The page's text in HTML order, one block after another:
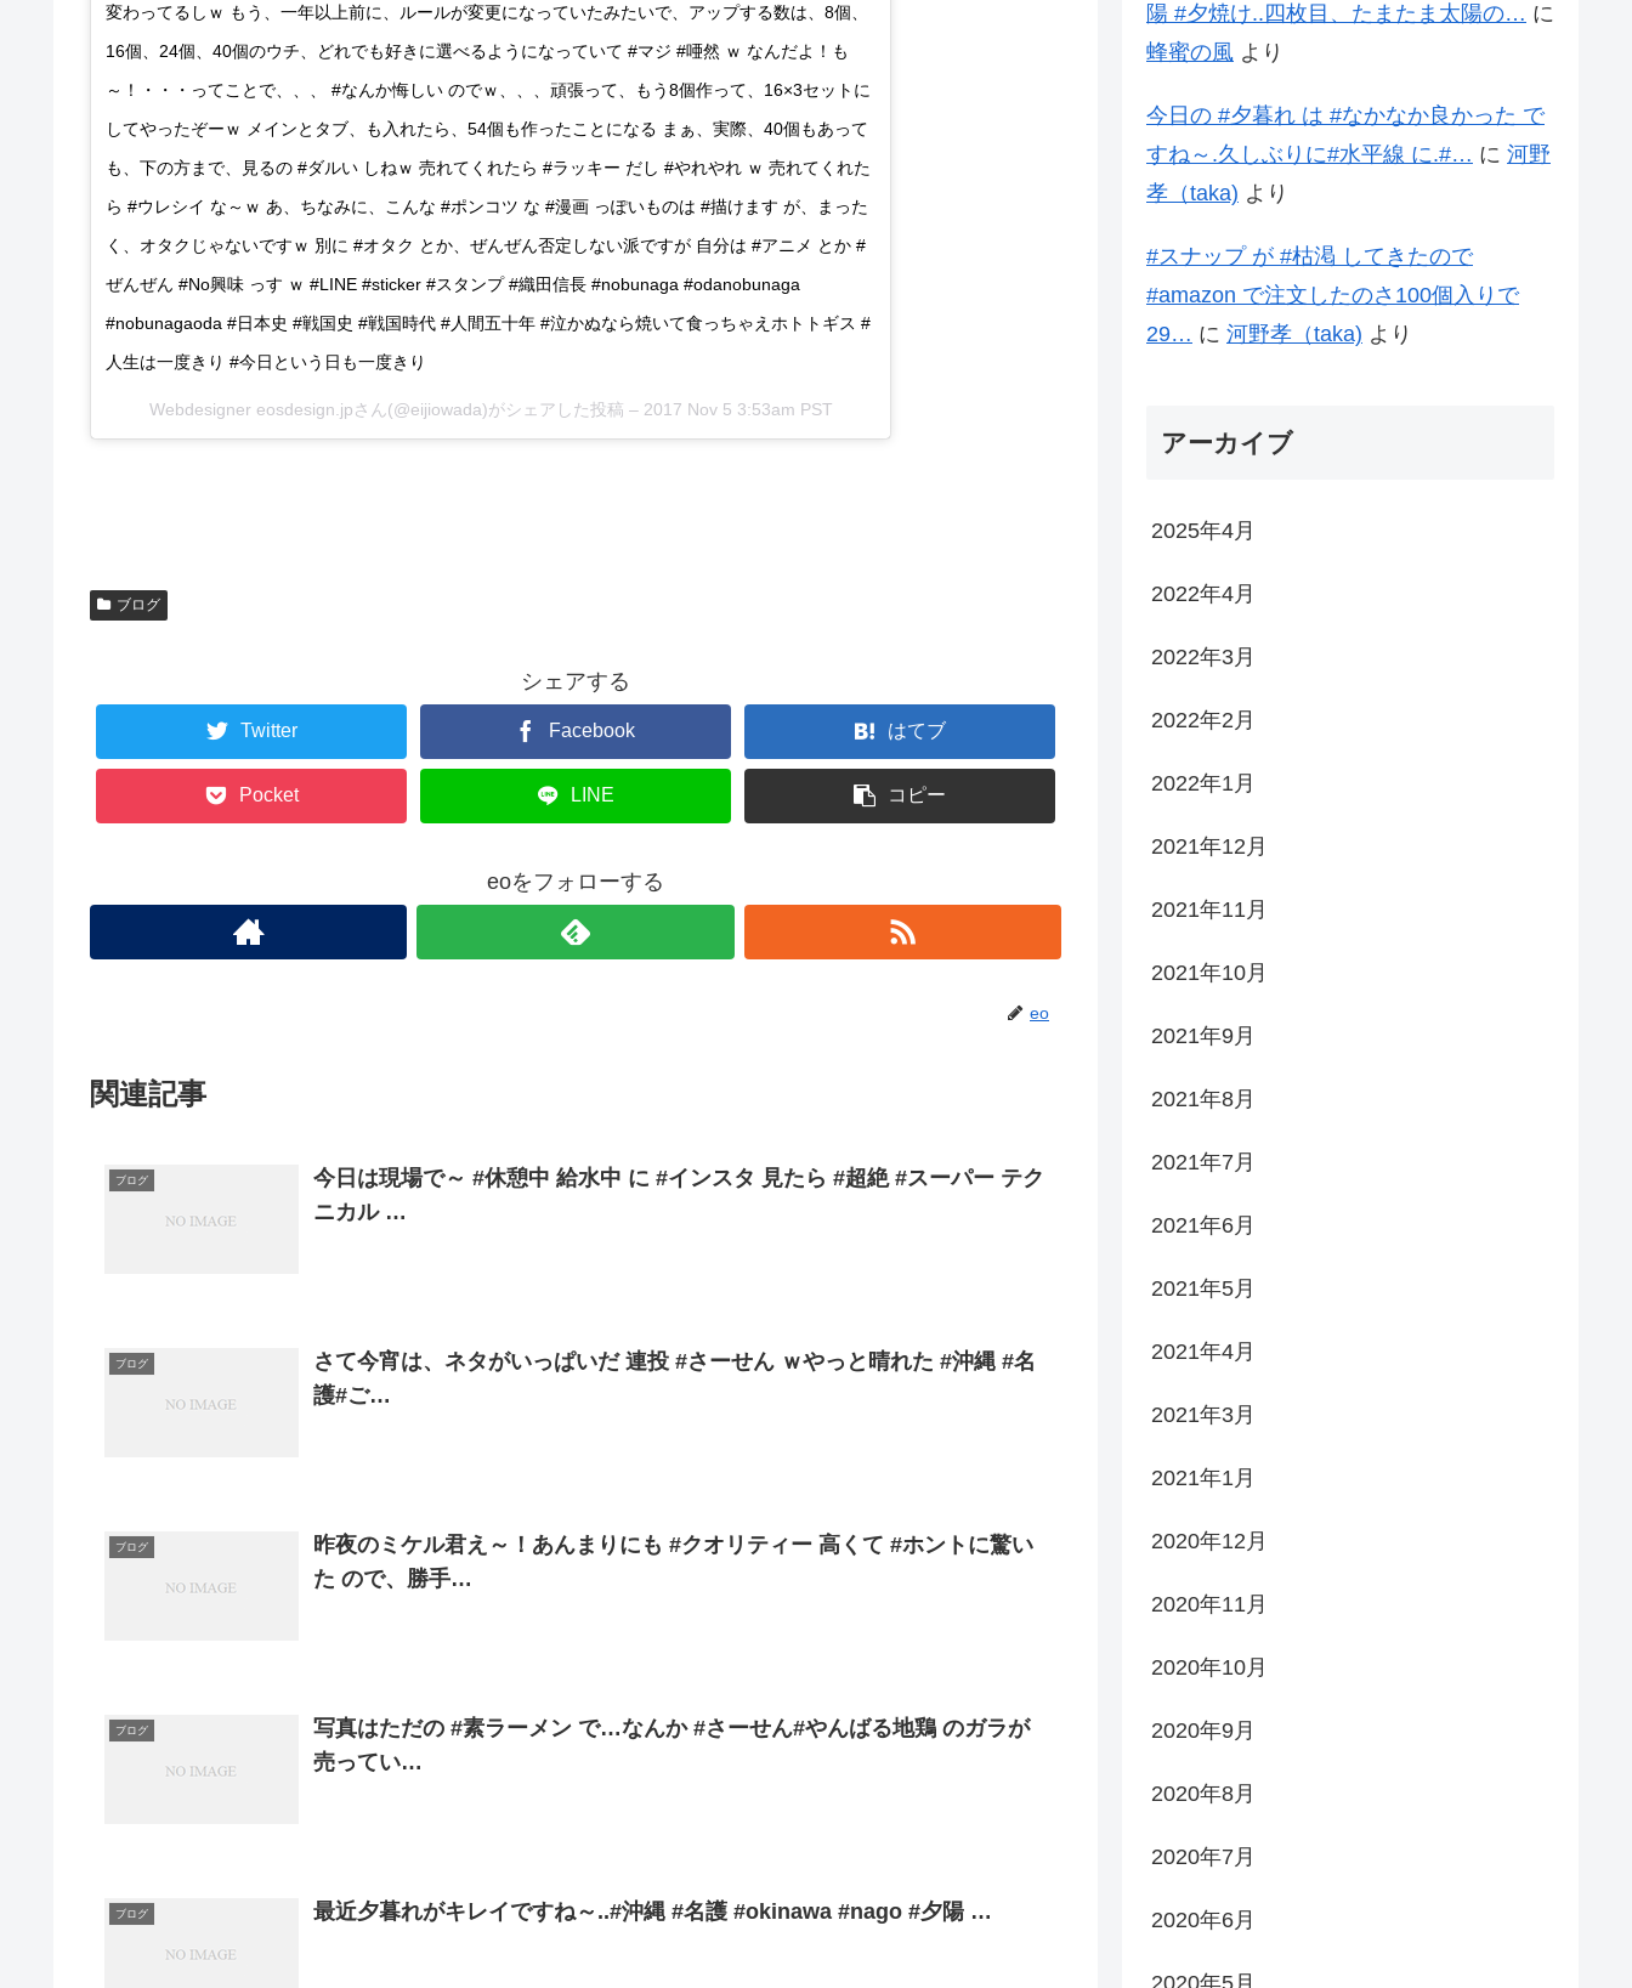
変わってるしｗ もう、一年以上前に、ルールが変更になっていたみたいで、アップする数は、8個、
16個、24個、40個のウチ、どれでも好きに選べるようになっていて #マジ #唖然 ｗ なんだよ！も
～！・・・ってことで、、、 #なんか悔しい のでｗ、、、頑張って、もう8個作って、16×3セットに
してやったぞーｗ メインとタブ、も入れたら、54個も作ったことになる まぁ、実際、40個もあって
も、下の方まで、見るの #ダルい しねｗ 売れてくれたら #ラッキー だし #やれやれ ｗ 売れてくれた
ら #ウレシイ な～ｗ あ、ちなみに、こんな #ポンコツ な #漫画 っぽいものは #描けます が、まった
く、オタクじゃないですｗ 別に #オタク とか、ぜんぜん否定しない派ですが 自分は #アニメ とか #
ぜんぜん #No興味 っす ｗ #LINE #sticker #スタンプ #織田信長 #nobunaga #odanobunaga
#nobunagaoda #日本史 #戦国史 #戦国時代 #人間五十年 #泣かぬなら焼いて食っちゃえホトトギス #
人生は一度きり #今日という日も一度きり
Webdesigner eosdesign.jpさん(@eijiowada)がシェアした投稿 – 2017 Nov 5 3:53am PST
ブログ
シェアする
Twitter Facebook はてブ
Pocket LINE コピー
eoをフォローする
eo
関連記事
ブログ
今日は現場で～ #休憩中 給水中 に #インスタ 見たら #超絶 #スーパー テク
ニカル …
ブログ
さて今宵は、ネタがいっぱいだ 連投 #さーせん ｗやっと晴れた #沖縄 #名
護#ご…
ブログ
昨夜のミケル君え～！あんまりにも #クオリティー 高くて #ホントに驚い
た ので、勝手…
ブログ
写真はただの #素ラーメン で…なんか #さーせん#やんばる地鶏 のガラが
売ってい…
ブログ 最近夕暮れがキレイですね～..#沖縄 #名護 #okinawa #nago #夕陽 …
陽 #夕焼け..四枚目、たまたま太陽の… に
蜂蜜の風 より
今日の #夕暮れ は #なかなか良かった で
すね～.久しぶりに#水平線 に.#… に 河野
孝（taka) より
#スナップ が #枯渇 してきたので
#amazon で注文したのさ100個入りで
29… に 河野孝（taka) より
アーカイブ
2025年4月
2022年4月
2022年3月
2022年2月
2022年1月
2021年12月
2021年11月
2021年10月
2021年9月
2021年8月
2021年7月
2021年6月
2021年5月
2021年4月
2021年3月
2021年1月
2020年12月
2020年11月
2020年10月
2020年9月
2020年8月
2020年7月
2020年6月
2020年5月